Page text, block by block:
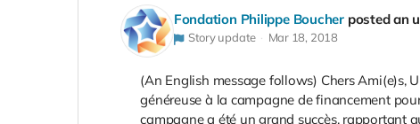
Fondation Philippe Boucher posted an
Story update Mar 18, 2018
(An English message follows) Chers Ami(e)s,
généreuse à la campagne de financement
campagne a été un grand succès, rapportant